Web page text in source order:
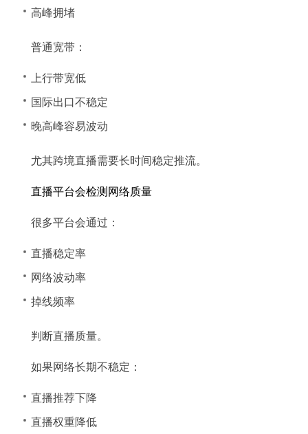
高峰拥堵
普通宽带：
上行带宽低
国际出口不稳定
晚高峰容易波动
尤其跨境直播需要长时间稳定推流。
直播平台会检测网络质量
很多平台会通过：
直播稳定率
网络波动率
掉线频率
判断直播质量。
如果网络长期不稳定：
直播推荐下降
直播权重降低